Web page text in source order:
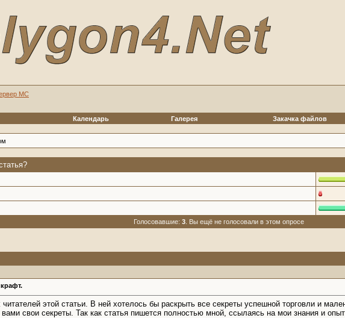
MC
Календарь Галерея Закачка файлов
Голосовавшие: 3. Вы ещё не голосовали в этом опросе
читателей этой статьи. В ней хотелось бы раскрыть все секреты успешной торговли и
свои секреты. Так как статья пишется полностью мной, ссылаясь на мои знания и